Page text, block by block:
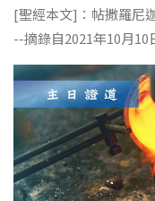
[聖經本文]：帖撒羅尼
--摘錄自2021年10月10